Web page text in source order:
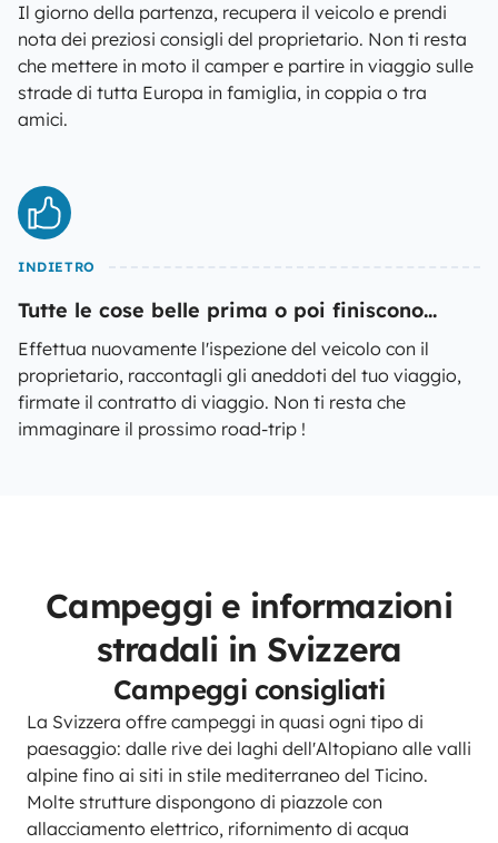
Il giorno della partenza, recupera il veicolo e prendi
nota dei preziosi consigli del proprietario. Non ti resta
che mettere in moto il camper e partire in viaggio sulle
strade di tutta Europa in famiglia, in coppia o tra
amici.
INDIETRO
Tutte le cose belle prima o poi finiscono...
Effettua nuovamente l'ispezione del veicolo con il
proprietario, raccontagli gli aneddoti del tuo viaggio,
firmate il contratto di viaggio. Non ti resta che
immaginare il prossimo road-trip !
Campeggi e informazioni
stradali in Svizzera
Campeggi consigliati
La Svizzera offre campeggi in quasi ogni tipo di
paesaggio: dalle rive dei laghi dell'Altopiano alle valli
alpine fino ai siti in stile mediterraneo del Ticino.
Molte strutture dispongono di piazzole con
allacciamento elettrico, rifornimento di acqua